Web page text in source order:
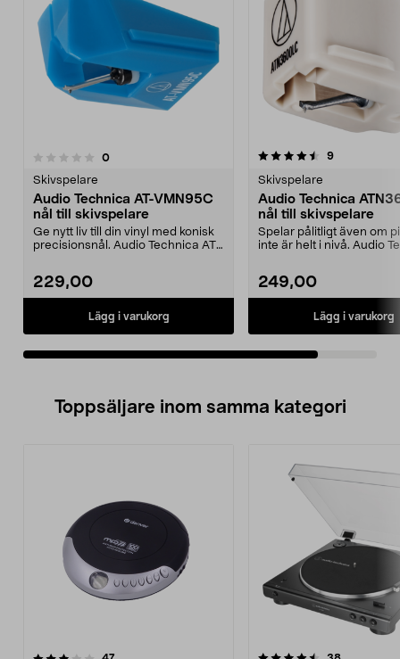
0recensioner
Skivspelare
Audio Technica AT-VMN95C
nål till skivspelare
Ge nytt liv till din vinyl med konisk
precisionsnål. Audio Technica AT-
229,00
Lägg i varukorg
4.5av 5 stjärnor 9recensioner
Skivspelare
Audio Technica
nål till skivspelare
Spelar pålitligt även om
inte är helt i nivå. Audio
249,00
Lägg i varukorg
Toppsäljare inom samma kategori